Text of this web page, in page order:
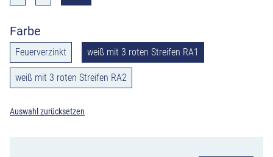
Farbe
Feuerverzinkt weiß mit 3 roten Streifen RA1
weiß mit 3 roten Streifen RA2
Auswahl zurücksetzen